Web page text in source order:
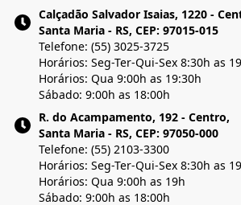
Calçadão Salvador Isaias, 1220 -
Santa Maria - RS, CEP: 97015-015
Telefone: (55) 3025-3725
Horários: Seg-Ter-Qui-Sex 8:30h as
Horários: Qua 9:00h as 19:30h
Sábado: 9:00h as 18:00h
R. do Acampamento, 192 - Centro,
Santa Maria - RS, CEP: 97050-000
Telefone: (55) 2103-3300
Horários: Seg-Ter-Qui-Sex 8:30h as
Horários: Qua 9:00h as 19h
Sábado: 9:00h as 18:00h